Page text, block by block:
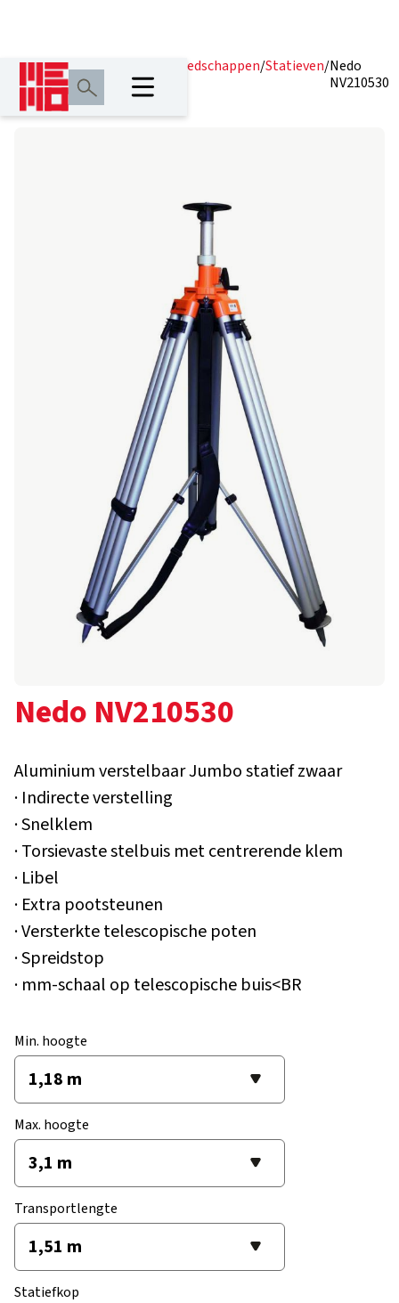
Home/Producten Lasergereedschappen/Statieven/Nedo
NV210530
Nedo NV210530
Aluminium verstelbaar Jumbo statief zwaar
· Indirecte verstelling
· Snelklem
· Torsievaste stelbuis met centrerende klem
· Libel
· Extra pootsteunen
· Versterkte telescopische poten
· Spreidstop
· mm-schaal op telescopische buis<BR
Min. hoogte
Max. hoogte
Transportlengte
Statiefkop